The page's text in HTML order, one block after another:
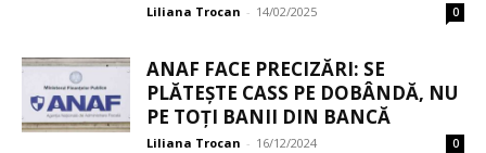
Liliana Trocan - 14/02/2025 0
ANAF FACE PRECIZĂRI: SE
PLĂTEȘTE CASS PE DOBÂNDĂ, NU
PE TOȚI BANII DIN BANCĂ
Liliana Trocan - 16/12/2024 0